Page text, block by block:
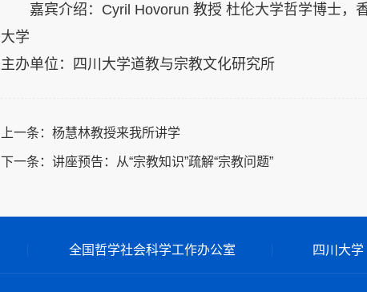
嘉宾介绍：Cyril Hovorun 教授 杜伦大学哲学博士，
大学
主办单位：四川大学道教与宗教文化研究所
上一条： 杨慧林教授来我所讲学
下一条： 讲座预告：从“宗教知识”疏解“宗教问题”
全国哲学社会科学工作办公室 四川大学